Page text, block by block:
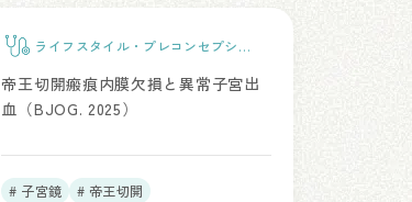
ライフスタイル・プレコンセプショ
帝王切開瘢痕内膜欠損と異常子宮出
血（BJOG. 2025）
# 子宮鏡
# 帝王切開